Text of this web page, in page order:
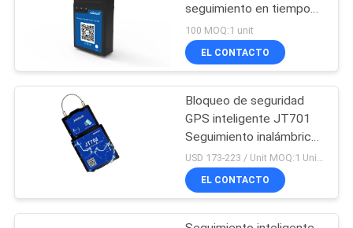
CONTROL
CALIDAD
ÉNTRENOS
CON
Cerradura elegante
de GPS
Candado elegante
de Bluetooth
62
seguimiento en tiempo
real de la temperatura y
la humedad, detección
de GPS
100 MOQ:1 unit
EL CONTACTO
Bloqueo de seguridad
GPS inteligente JT701
Seguimiento inalámbrico
y anti robo para
contenedores
USD 173-223 / Unit MOQ:1 Unidad
EL CONTACTO